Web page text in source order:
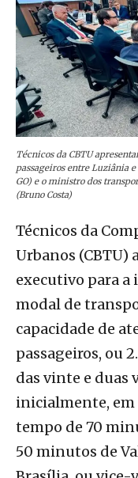
Técnicos da CBTU
passageiros entre Luziânia
GO) e o ministro dos
(Bruno Costa)
Técnicos da
Urbanos (CBTU)
executivo para a
modal de
capacidade de
passageiros, ou
das vinte e duas
inicialmente,
tempo de 70
50 minutos de